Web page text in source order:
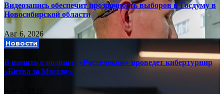
Видеозапись обеспечит прозрачность выборов в Госдуму в
Новосибирской области
Авг 6, 2026
Новости
В память о подвиге: «Ростелеком» проведет кибертурнир
«Битва за Москву»